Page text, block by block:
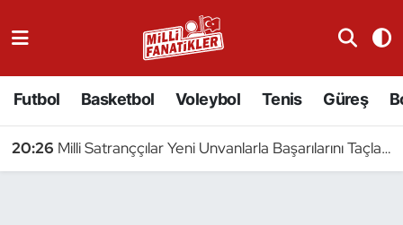
Futbol Basketbol Voleybol Tenis Güreş
20:26 Milli Satranççılar Yeni Unvanlarla Başarılarını Taçlandırdı
Badminton